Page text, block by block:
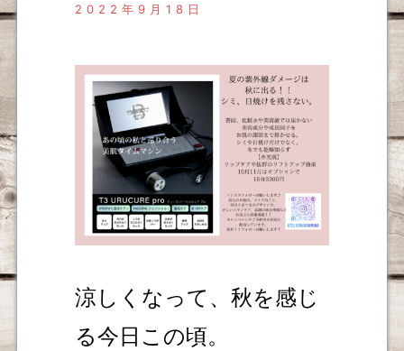
2022年9月18日
涼しくなって、秋を感じ
る今日この頃。